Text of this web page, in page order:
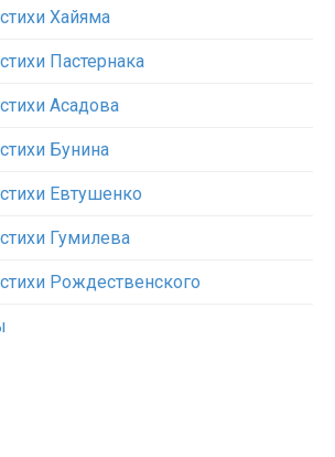
Хайяма
Пастернака
Асадова
Бунина
Евтушенко
Гумилева
Рождественского